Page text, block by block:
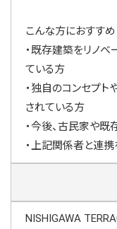
こんな方におすすめ
・既存建築をリノベ
ている方
・独自のコンセプト
されている方
・今後、古民家や
・上記関係者と連
NISHIGAWA